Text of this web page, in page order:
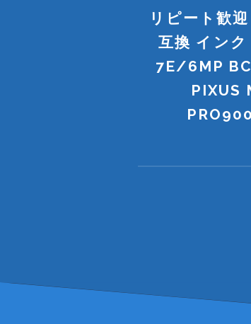
リピート歓
互換 イン
7E/6MP
PIXUS